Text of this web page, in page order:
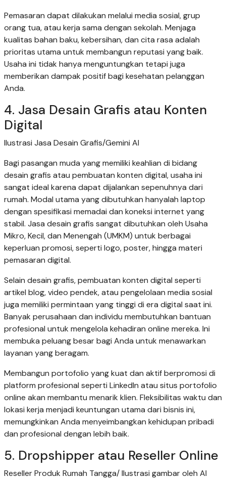
Pemasaran dapat dilakukan melalui media sosial, grup
orang tua, atau kerja sama dengan sekolah. Menjaga
kualitas bahan baku, kebersihan, dan cita rasa adalah
prioritas utama untuk membangun reputasi yang baik.
Usaha ini tidak hanya menguntungkan tetapi juga
memberikan dampak positif bagi kesehatan pelanggan
Anda.
4. Jasa Desain Grafis atau Konten
Digital
Ilustrasi Jasa Desain Grafis/Gemini AI
Bagi pasangan muda yang memiliki keahlian di bidang
desain grafis atau pembuatan konten digital, usaha ini
sangat ideal karena dapat dijalankan sepenuhnya dari
rumah. Modal utama yang dibutuhkan hanyalah laptop
dengan spesifikasi memadai dan koneksi internet yang
stabil. Jasa desain grafis sangat dibutuhkan oleh Usaha
Mikro, Kecil, dan Menengah (UMKM) untuk berbagai
keperluan promosi, seperti logo, poster, hingga materi
pemasaran digital.
Selain desain grafis, pembuatan konten digital seperti
artikel blog, video pendek, atau pengelolaan media sosial
juga memiliki permintaan yang tinggi di era digital saat ini.
Banyak perusahaan dan individu membutuhkan bantuan
profesional untuk mengelola kehadiran online mereka. Ini
membuka peluang besar bagi Anda untuk menawarkan
layanan yang beragam.
Membangun portofolio yang kuat dan aktif berpromosi di
platform profesional seperti LinkedIn atau situs portofolio
online akan membantu menarik klien. Fleksibilitas waktu dan
lokasi kerja menjadi keuntungan utama dari bisnis ini,
memungkinkan Anda menyeimbangkan kehidupan pribadi
dan profesional dengan lebih baik.
5. Dropshipper atau Reseller Online
Reseller Produk Rumah Tangga/ Ilustrasi gambar oleh AI